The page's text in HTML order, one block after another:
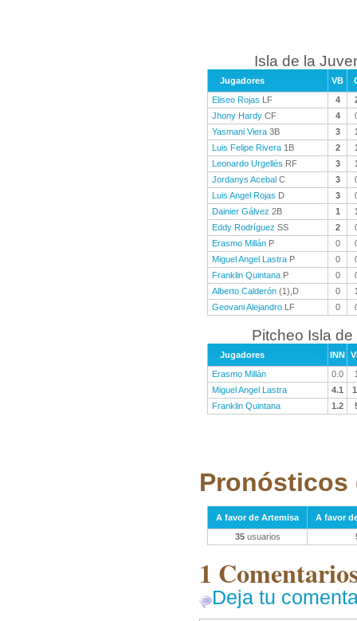
Isla de la
Jugadores VB
Eliseo Rojas LF 4
Jhony Hardy CF 4
Yasmani Viera 3B 3
Luis Felipe Rivera 1B 2
Leonardo Urgellés RF 3
Jordanys Acebal C 3
Luis Angel Rojas D 3
Dainier Gálvez 2B 1
Eddy Rodríguez SS 2
Erasmo Millán P 0
Miguel Angel Lastra P 0
Franklin Quintana P 0
Alberto Calderón (1),D 0
Geovani Alejandro LF 0
Pitcheo Isla
Jugadores INN
Erasmo Millán
0.0
Miguel Angel Lastra
4.1
Franklin Quintana
1.2
Pronósticos
A favor de Artemisa
A favor
35usuarios
1
Deja tu